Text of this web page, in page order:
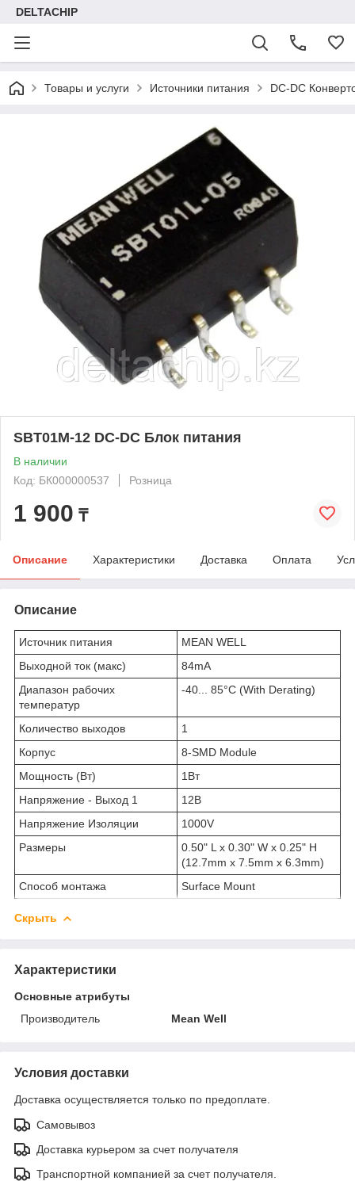
DELTACHIP
Товары и услуги Источники питания DC-DC
SBT01M-12 DC-DC Блок питания
В наличии
Код: БК000000537
Розница
1 900 ₸
Описание Характеристики Доставка Оплата
Описание
Источник питания
MEAN WELL
Выходной ток (макс)
84mА
Диапазон рабочих
температур
-40... 85°C (With Derating)
Количество выходов
1
Корпус
8-SMD Module
Мощность (Вт)
1Вт
Напряжение - Выход 1
12В
Напряжение Изоляции
1000V
Размеры
0.50" L x 0.30" W x 0.25" H
(12.7mm x 7.5mm x 6.3mm)
Способ монтажа
Surface Mount
Скрыть
Характеристики
Основные атрибуты
Производитель
Mean Well
Условия доставки
Доставка осуществляется только по предоплате.
Самовывоз
Доставка курьером за счет получателя
Транспортной компанией за счет получателя.